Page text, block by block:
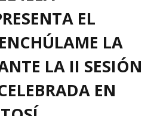
EL
LA
LA II SESIÓN
EN